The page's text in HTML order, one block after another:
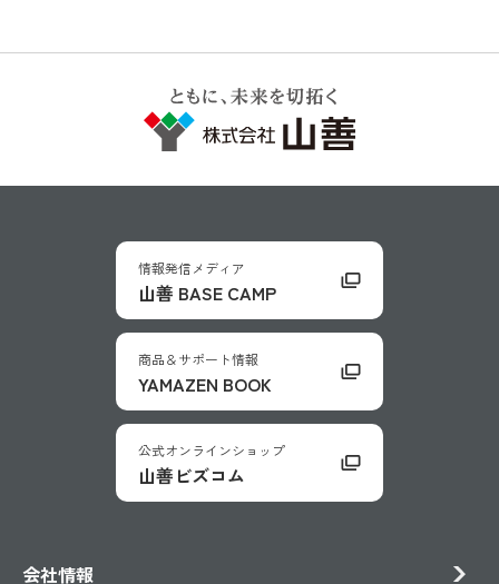
情報発信メディア
山善 BASE CAMP
商品＆サポート情報
YAMAZEN BOOK
公式オンラインショップ
山善ビズコム
会社情報